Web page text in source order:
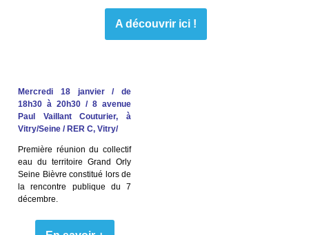
A découvrir ici !
Mercredi 18 janvier / de
18h30 à 20h30 / 8 avenue
Paul Vaillant Couturier, à
Vitry/Seine / RER C, Vitry/
Première réunion du collectif
eau du territoire Grand Orly
Seine Bièvre constitué lors de
la rencontre publique du 7
décembre.